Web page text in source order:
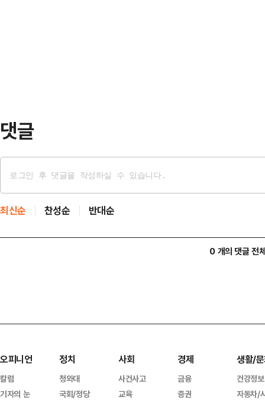
댓글
최신순 찬성순 반대순
0 개의 댓글 전
오피니언
칼럼
기자의 눈
정치
청와대
국회/정당
사회
사건사고
교육
경제
금융
증권
생활/
건강정보
자동차/